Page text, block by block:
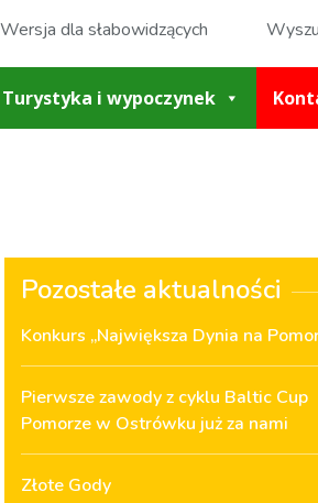
Wersja dla słabowidzących
Turystyka i wypoczynek
Pozostałe aktualności
Konkurs „Największa Dynia na
Pierwsze zawody z cyklu Baltic Cup
Pomorze w Ostrówku już za nami
Złote Gody